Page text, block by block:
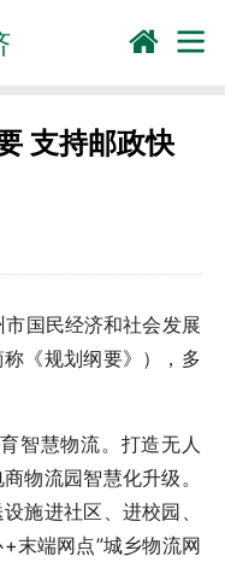
支持邮政快
国民经济和社会发展
《规划纲要》），多
慧物流。打造无人
物流园智慧化升级。
施进社区、进校园、
末端网点”城乡物流网